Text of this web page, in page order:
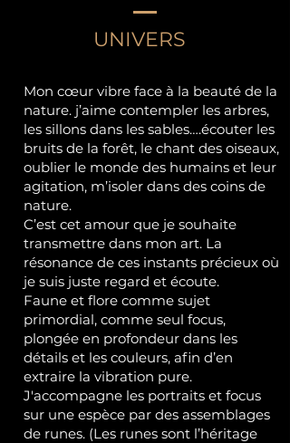
UNIVERS
Mon cœur vibre face à la beauté de la
nature. j’aime contempler les arbres,
les sillons dans les sables….écouter les
bruits de la forêt, le chant des oiseaux,
oublier le monde des humains et leur
agitation, m’isoler dans des coins de
nature.
C’est cet amour que je souhaite
transmettre dans mon art. La
résonance de ces instants précieux où
je suis juste regard et écoute.
Faune et flore comme sujet
primordial, comme seul focus,
plongée en profondeur dans les
détails et les couleurs, afin d’en
extraire la vibration pure.
J'accompagne les portraits et focus
sur une espèce par des assemblages
de runes. (Les runes sont l’héritage